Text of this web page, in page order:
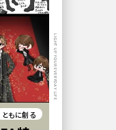
ともに創る
LIGHT UP YOUR EVERYDAY LIFE